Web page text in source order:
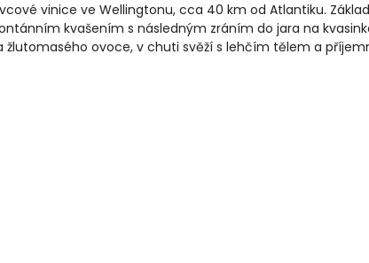
vinice ve Wellingtonu, cca 40 km od Atlantiku.
kvašením s následným zráním do jara na
žlutomasého ovoce, v chuti svěží s lehčím tělem a